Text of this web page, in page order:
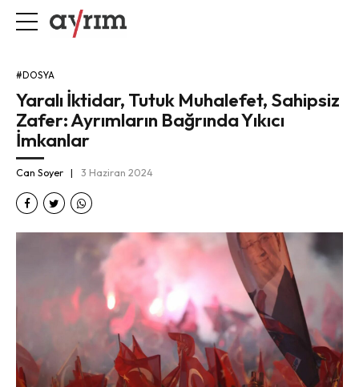
#DOSYA
Yaralı İktidar, Tutuk Muhalefet, Sahipsiz
Zafer: Ayrımların Bağrında Yıkıcı
İmkanlar
Can Soyer 3 Haziran 2024